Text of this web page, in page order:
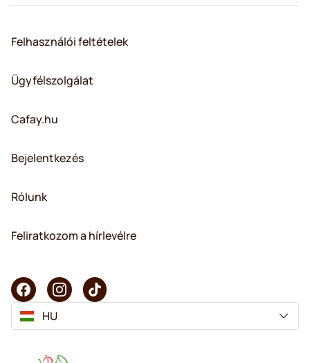
Felhasználói feltételek
Ügyfélszolgálat
Cafay.hu
Bejelentkezés
Rólunk
Feliratkozom a hírlevélre
HU